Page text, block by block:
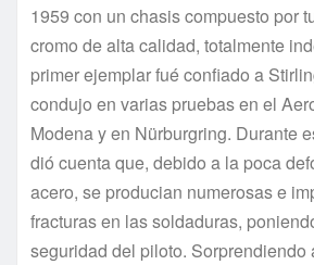
1959 con un chasis compuesto por
cromo de alta calidad, totalmente
primer ejemplar fué confiado a
condujo en varias pruebas en el
Modena y en Nürburgring. Durante
dió cuenta que, debido a la poca
acero, se producian numerosas e
fracturas en las soldaduras,
seguridad del piloto. Sorprendiendo